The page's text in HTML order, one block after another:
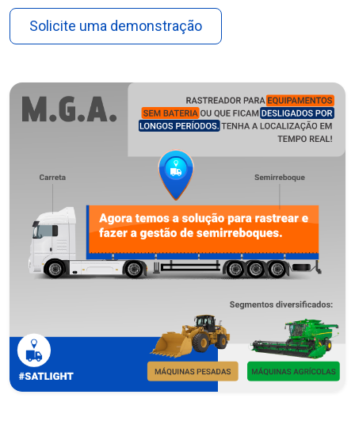
Solicite uma demonstração